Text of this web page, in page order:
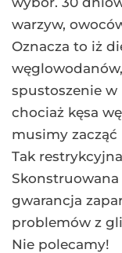
warzyw,
Oznacza to iż
spustoszenie w
chociaż kęsa
musimy zacząć
Tak
gwarancja
problemów z
Nie polecamy!